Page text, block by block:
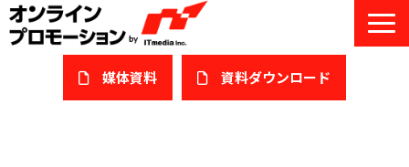
媒体資料 ​資料ダウンロード